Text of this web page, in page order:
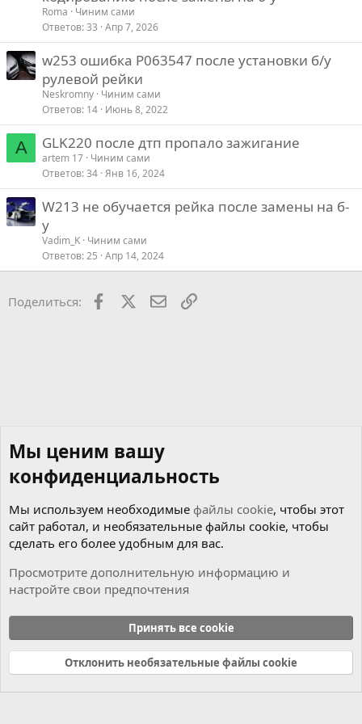
н
Roma
Чиним сами
Ответов 33 Апр 7, 2026
w253 ошибка P063547 после установки б/у
рулевой рейки
Neskromny Чиним сами
Ответов 14 Июнь 8, 2022
A GLK220 после дтп пропало зажигание
artem 17 Чиним сами
Ответов 34 Янв 16, 2024
W213 не обучается рейка после замены на б-
у
Vadim_K Чиним сами
Ответов 25 Апр 14, 2024
Поделиться: Facebook ПочтаСсылкой
Cookies
Russian (RU)
Связь с нами
Условия и правила
Политика конфиденциальности
Справка Главная
R
Мы ценим вашу
конфиденциальность
Мы используем необходимые файлы cookie, чтобы этот
сайт работал, и необязательные файлы cookie, чтобы
сделать его более удобным для вас.
Просмотрите дополнительную информацию и
настройте свои предпочтения
Принять все cookie
Отклонить необязательные файлы cookie